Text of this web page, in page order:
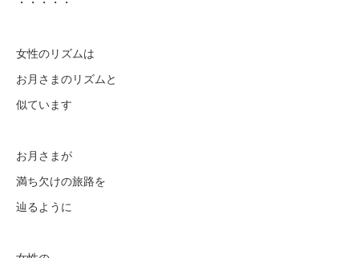
女性のリズムは
お月さまのリズムと
似ています
お月さまが
満ち欠けの旅路を
辿るように